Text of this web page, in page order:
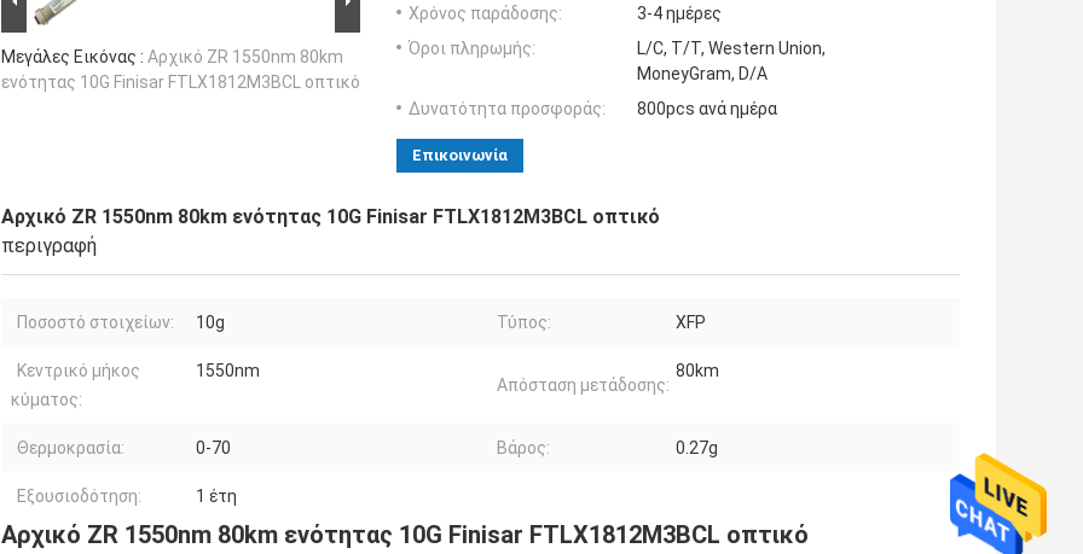
Μεγάλες Εικόνας : Αρχικό ZR 1550nm 80km
ενότητας 10G Finisar FTLX1812M3BCL οπτικό
Χρόνος παράδοσης:
3-4 ημέρες
Όροι πληρωμής:
L/C, T/T, Western Union,
MoneyGram, D/A
Δυνατότητα προσφοράς:
800pcs ανά ημέρα
Επικοινωνία
Αρχικό ZR 1550nm 80km ενότητας 10G Finisar FTLX1812M3BCL οπτικό
περιγραφή
Ποσοστό στοιχείων: 10g Τύπος: XFP
Κεντρικό μήκος
κύματος:
1550nm
Απόσταση μετάδοσης:
80km
Θερμοκρασία: 0-70 Βάρος: 0.27g
Εξουσιοδότηση: 1 έτη
Αρχικό ZR 1550nm 80km ενότητας 10G Finisar FTLX1812M3BCL οπτικό